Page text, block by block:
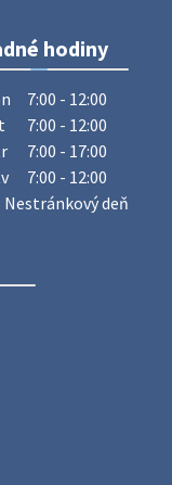
29. júla 2026
Obecného
a zbierať
Dubovce
príslušníkov aj
kúpalisko
hodiny
7:00 - 12:00
7:00 - 12:00
7:00 - 17:00
7:00 - 12:00
Nestránkový deň